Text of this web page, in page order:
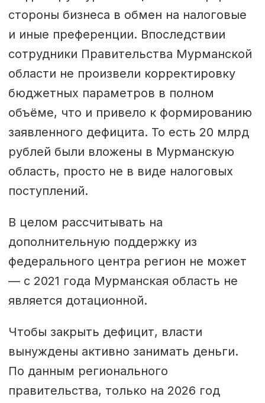
стороны бизнеса в обмен на налоговые
и иные преференции. Впоследствии
сотрудники Правительства Мурманской
области не произвели корректировку
бюджетных параметров в полном
объёме, что и привело к формированию
заявленного дефицита. То есть 20 млрд
рублей были вложены в Мурманскую
область, просто не в виде налоговых
поступлений.
В целом рассчитывать на
дополнительную поддержку из
федерального центра регион не может
— с 2021 года Мурманская область не
является дотационной.
Чтобы закрыть дефицит, власти
вынуждены активно занимать деньги.
По данным регионального
правительства, только на 2026 год